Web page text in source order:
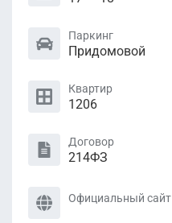
Паркинг
Придомовой
Квартир
1206
Договор
214ФЗ
Официальный сайт